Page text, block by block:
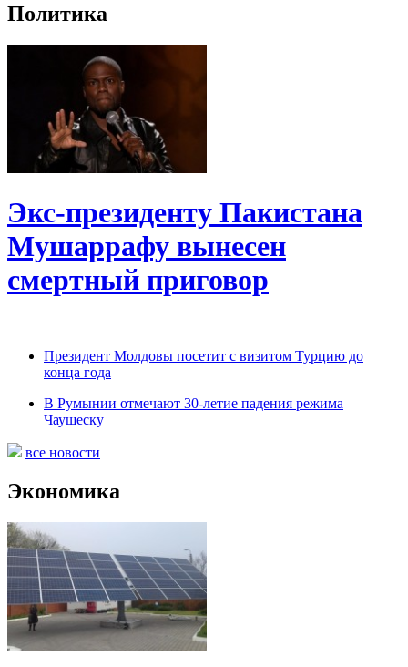
Политика
Экс-президенту Пакистана
Мушаррафу вынесен
смертный приговор
Президент Молдовы посетит с визитом Турцию до
конца года
В Румынии отмечают 30-летие падения режима
Чаушеску
все новости
Экономика